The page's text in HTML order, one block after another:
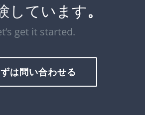
しています。
get it started.
は問い合わせる